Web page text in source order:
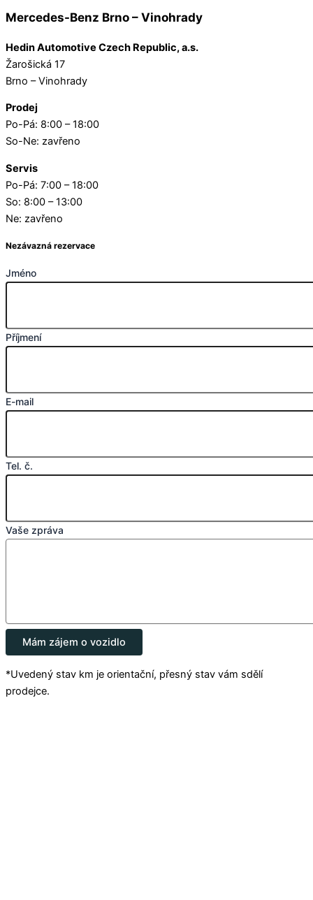
Mercedes-Benz Brno – Vinohrady
Hedin Automotive Czech Republic, a.s.
Žarošická 17
Brno – Vinohrady
Prodej
Po-Pá: 8:00 – 18:00
So-Ne: zavřeno
Servis
Po-Pá: 7:00 – 18:00
So: 8:00 – 13:00
Ne: zavřeno
Nezávazná rezervace
Jméno
Příjmení
E-mail
Tel. č.
Vaše zpráva
Mám zájem o vozidlo
*Uvedený stav km je orientační, přesný stav vám sdělí
prodejce.